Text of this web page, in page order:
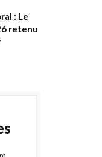
: Le
retenu